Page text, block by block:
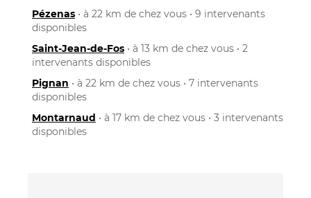
Pézenas • à 22 km de chez vous • 9 intervenants
disponibles
Saint-Jean-de-Fos • à 13 km de chez vous • 2
intervenants disponibles
Pignan • à 22 km de chez vous • 7 intervenants
disponibles
Montarnaud • à 17 km de chez vous • 3 intervenants
disponibles